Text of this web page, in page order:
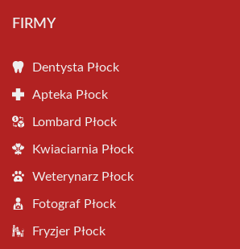
FIRMY
Dentysta Płock
Apteka Płock
Lombard Płock
Kwiaciarnia Płock
Weterynarz Płock
Fotograf Płock
Fryzjer Płock